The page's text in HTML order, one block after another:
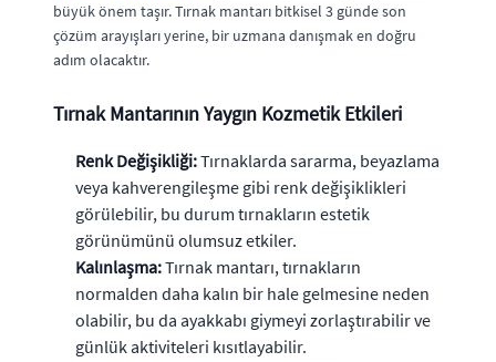
büyük önem taşır. Tırnak mantarı bitkisel 3 günde son
çözüm arayışları yerine, bir uzmana danışmak en doğru
adım olacaktır.
Tırnak Mantarının Yaygın Kozmetik Etkileri
Renk Değişikliği:Tırnaklarda sararma, beyazlama
veya kahverengileşme gibi renk değişiklikleri
görülebilir, bu durum tırnakların estetik
görünümünü olumsuz etkiler.
Kalınlaşma:Tırnak mantarı, tırnakların
normalden daha kalın bir hale gelmesine neden
olabilir, bu da ayakkabı giymeyi zorlaştırabilir ve
günlük aktiviteleri kısıtlayabilir.